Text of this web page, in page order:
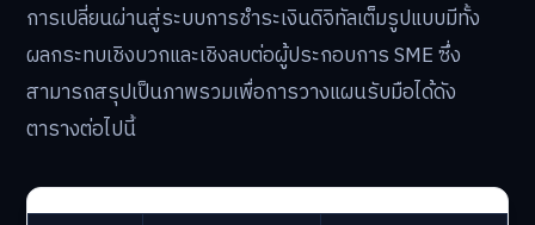
การเปลี่ยนผ่านสู่ระบบการชำระเงินดิจิทัลเต็มรูปแบบมีทั้ง
ผลกระทบเชิงบวกและเชิงลบต่อผู้ประกอบการ SME ซึ่ง
สามารถสรุปเป็นภาพรวมเพื่อการวางแผนรับมือได้ดัง
ตารางต่อไปนี้